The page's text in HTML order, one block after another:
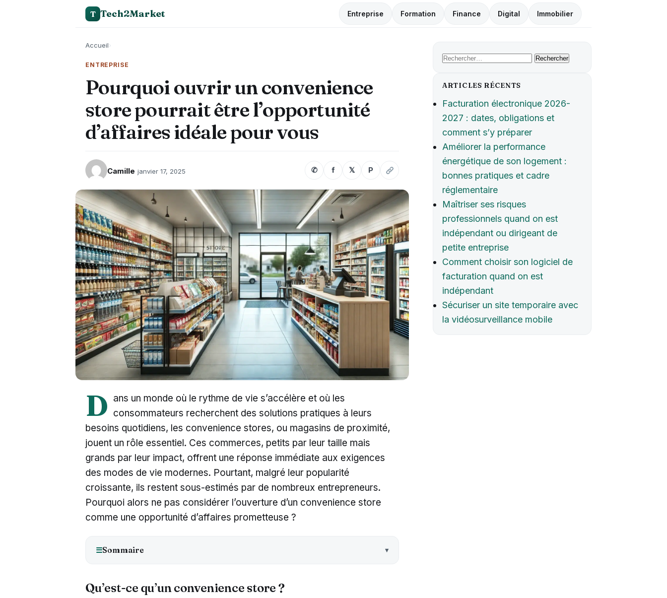
T Tech2Market Entreprise Formation Finance Digital Immobilier
Accueil›
ENTREPRISE
Pourquoi ouvrir un convenience
store pourrait être l’opportunité
d’affaires idéale pour vous
Camille janvier 17, 2025 ✆ f 𝕏 P
D ans un monde où le rythme de vie s’accélère et où les
consommateurs recherchent des solutions pratiques à leurs
besoins quotidiens, les convenience stores, ou magasins de proximité,
jouent un rôle essentiel. Ces commerces, petits par leur taille mais
grands par leur impact, offrent une réponse immédiate aux exigences
des modes de vie modernes. Pourtant, malgré leur popularité
croissante, ils restent sous-estimés par de nombreux entrepreneurs.
Pourquoi alors ne pas considérer l’ouverture d’un convenience store
comme une opportunité d’affaires prometteuse ?
☰Sommaire
Qu’est-ce qu’un convenience store ?
Rechercher :
ARTICLES RÉCENTS
Facturation électronique 2026-
2027 : dates, obligations et
comment s’y préparer
Améliorer la performance
énergétique de son logement :
bonnes pratiques et cadre
réglementaire
Maîtriser ses risques
professionnels quand on est
indépendant ou dirigeant de
petite entreprise
Comment choisir son logiciel de
facturation quand on est
indépendant
Sécuriser un site temporaire avec
la vidéosurveillance mobile